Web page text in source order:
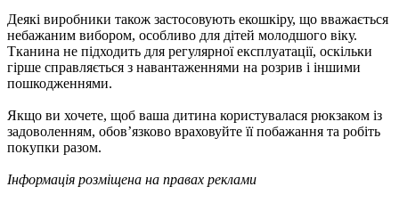
Деякі виробники також застосовують екошкіру, що вважається
небажаним вибором, особливо для дітей молодшого віку.
Тканина не підходить для регулярної експлуатації, оскільки
гірше справляється з навантаженнями на розрив і іншими
пошкодженнями.
Якщо ви хочете, щоб ваша дитина користувалася рюкзаком із
задоволенням, обов’язково враховуйте її побажання та робіть
покупки разом.
Інформація розміщена на правах реклами